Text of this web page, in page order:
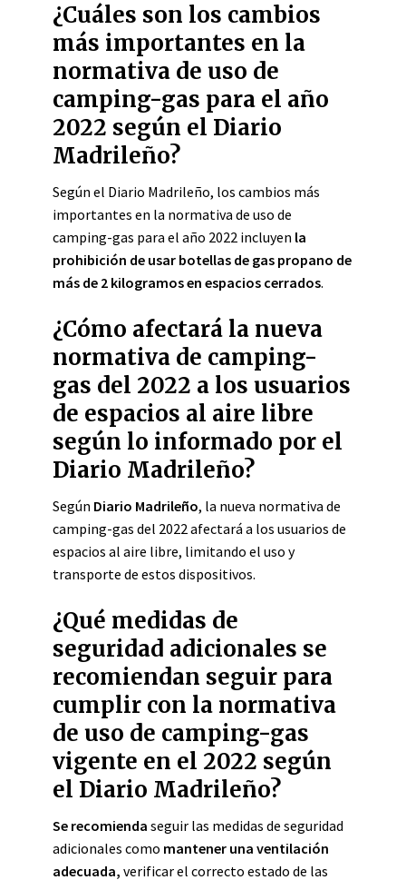
¿Cuáles son los cambios
más importantes en la
normativa de uso de
camping-gas para el año
2022 según el Diario
Madrileño?
Según el Diario Madrileño, los cambios más
importantes en la normativa de uso de
camping-gas para el año 2022 incluyen la
prohibición de usar botellas de gas propano de
más de 2 kilogramos en espacios cerrados.
¿Cómo afectará la nueva
normativa de camping-
gas del 2022 a los usuarios
de espacios al aire libre
según lo informado por el
Diario Madrileño?
Según Diario Madrileño, la nueva normativa de
camping-gas del 2022 afectará a los usuarios de
espacios al aire libre, limitando el uso y
transporte de estos dispositivos.
¿Qué medidas de
seguridad adicionales se
recomiendan seguir para
cumplir con la normativa
de uso de camping-gas
vigente en el 2022 según
el Diario Madrileño?
Se recomienda seguir las medidas de seguridad
adicionales como mantener una ventilación
adecuada, verificar el correcto estado de las